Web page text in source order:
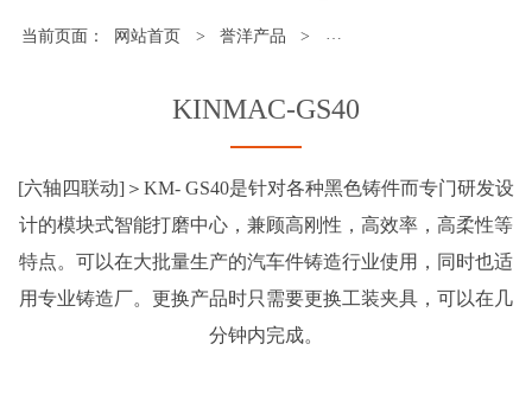
服务支持
联系我们
当前页面： 网站首页 > 誉洋产品 > 智能打磨切割加工中心
KINMAC-GS40
[六轴四联动]＞KM- GS40是针对各种黑色铸件而专门研发设
计的模块式智能打磨中心，兼顾高刚性，高效率，高柔性等
特点。可以在大批量生产的汽车件铸造行业使用，同时也适
用专业铸造厂。更换产品时只需要更换工装夹具，可以在几
分钟内完成。